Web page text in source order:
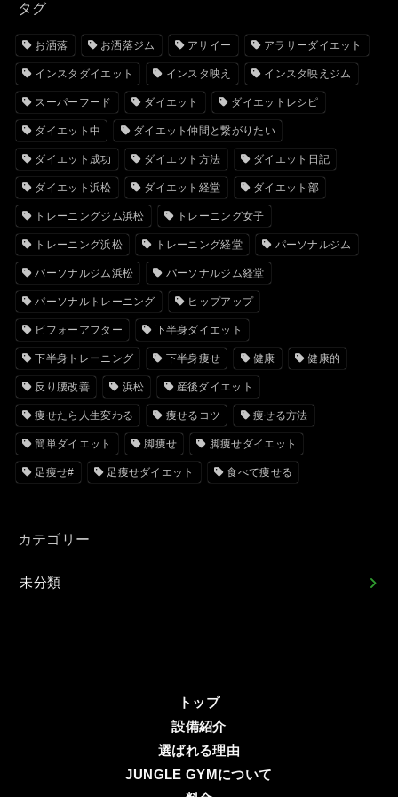
タグ
お洒落 お洒落ジム アサイー アラサーダイエット
インスタダイエット インスタ映え インスタ映えジム
スーパーフード ダイエット ダイエットレシピ
ダイエット中 ダイエット仲間と繋がりたい
ダイエット成功 ダイエット方法 ダイエット日記
ダイエット浜松 ダイエット経堂 ダイエット部
トレーニングジム浜松 トレーニング女子
トレーニング浜松 トレーニング経堂 パーソナルジム
パーソナルジム浜松 パーソナルジム経堂
パーソナルトレーニング ヒップアップ
ビフォーアフター 下半身ダイエット
下半身トレーニング 下半身痩せ 健康 健康的
反り腰改善 浜松 産後ダイエット
痩せたら人生変わる 痩せるコツ 痩せる方法
簡単ダイエット 脚痩せ 脚痩せダイエット
足痩せ# 足痩せダイエット 食べて痩せる
カテゴリー
未分類
トップ
設備紹介
選ばれる理由
JUNGLE GYMについて